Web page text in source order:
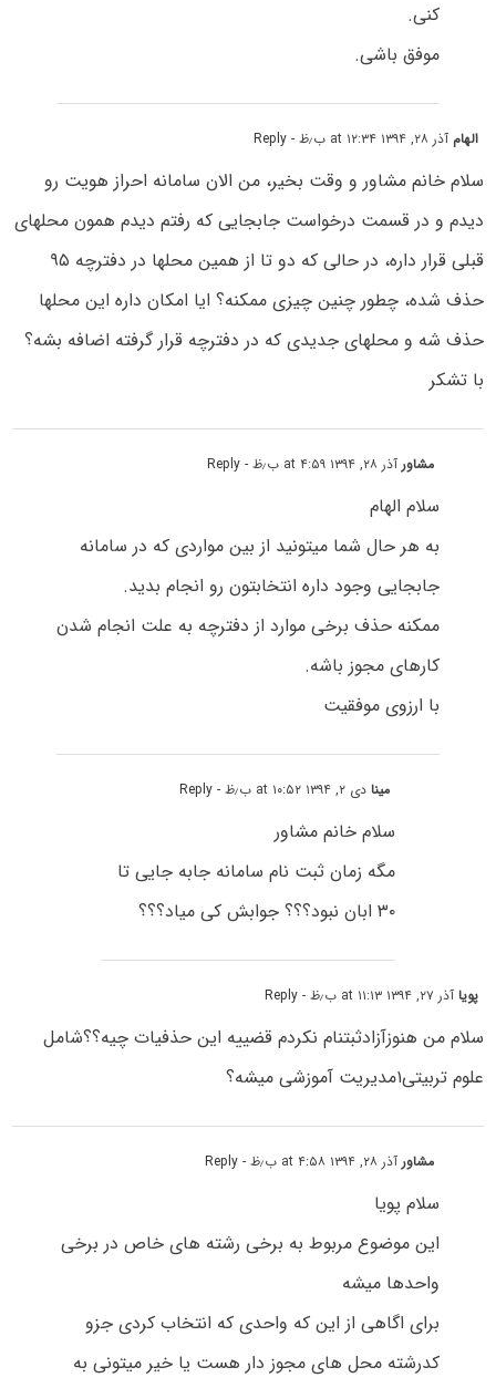
کنی.
موفق باشی.
الهام آذر ۲۸, ۱۳۹۴ at ۱۲:۳۴ ب٫ظ - Reply
سلام خانم مشاور و وقت بخیر، من الان سامانه احراز هویت رو
دیدم و در قسمت درخواست جابجایی که رفتم دیدم همون محلهای
قبلی قرار داره، در حالی که دو تا از همین محلها در دفترچه ۹۵
حذف شده، چطور چنین چیزی ممکنه؟ ایا امکان داره این محلها
حذف شه و محلهای جدیدی که در دفترچه قرار گرفته اضافه بشه؟
با تشکر
مشاورآذر ۲۸, ۱۳۹۴ at ۴:۵۹ ب٫ظ - Reply
سلام الهام
به هر حال شما میتونید از بین مواردی که در سامانه
جابجایی وجود داره انتخابتون رو انجام بدید.
ممکنه حذف برخی موارد از دفترچه به علت انجام شدن
کارهای مجوز باشه.
با ارزوی موفقیت
مینادی ۲, ۱۳۹۴ at ۱۰:۵۲ ب٫ظ - Reply
سلام خانم مشاور
مگه زمان ثبت نام سامانه جابه جایی تا
۳۰ ابان نبود؟؟؟ جوابش کی میاد؟؟؟
پویاآذر ۲۷, ۱۳۹۴ at ۱۱:۱۳ ب٫ظ - Reply
سلام من هنوزآزادثبتنام نکردم قضییه این حذفیات چیه؟؟شامل
علوم تربیتی۱مدیریت آموزشی میشه؟
مشاورآذر ۲۸, ۱۳۹۴ at ۴:۵۸ ب٫ظ - Reply
سلام پویا
این موضوع مربوط به برخی رشته های خاص در برخی
واحدها میشه
برای اگاهی از این که واحدی که انتخاب کردی جزو
کدرشته محل های مجوز دار هست یا خیر میتونی به